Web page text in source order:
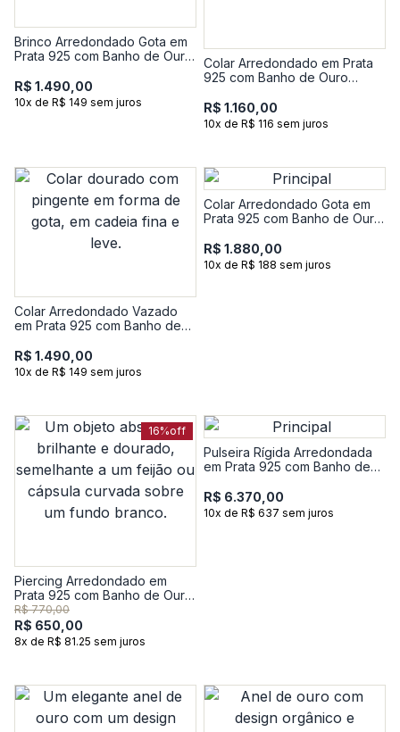
Brinco Arredondado Gota em
Prata 925 com Banho de Ouro
R$ 1.490,00
10x de R$ 149 sem juros
Colar Arredondado em Prata
925 com Banho de Ouro
R$ 1.160,00
10x de R$ 116 sem juros
Colar Arredondado Vazado
em Prata 925 com Banho de
R$ 1.490,00
10x de R$ 149 sem juros
Colar Arredondado Gota em
Prata 925 com Banho de Ouro
R$ 1.880,00
10x de R$ 188 sem juros
16%off
Piercing Arredondado em
Prata 925 com Banho de Ouro
Amarelo 18k
R$ 770,00
R$ 650,00
8x de R$ 81.25 sem juros
Pulseira Rígida Arredondada
em Prata 925 com Banho de
R$ 6.370,00
10x de R$ 637 sem juros